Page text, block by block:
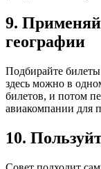
9.
географии
Подбирайте
здесь можно в
билетов, и потом
авиакомпании для
10.